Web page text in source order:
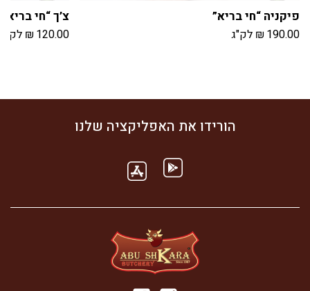
פיקניה “חי בריא”
₪ 190.00 לק"ג
צ’ך “חי בריא”
₪ 120.00 לק"ג
הורידו את האפליקציה שלנו